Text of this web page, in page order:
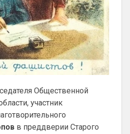
Общественной
участник
в преддверии Старого